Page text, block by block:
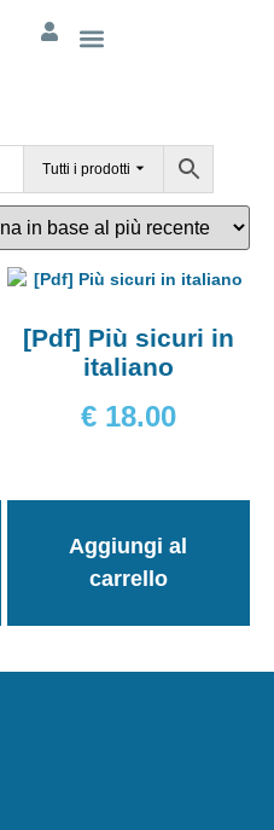
Tutti i prodotti
[Pdf] Più sicuri in
italiano
€18.00
Aggiungi al
carrello